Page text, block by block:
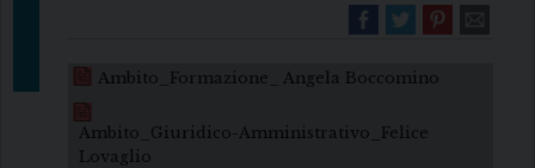
Ambito_Formazione_ Angela Boccomino
Ambito_Giuridico-Amministrativo_Felice
Lovaglio